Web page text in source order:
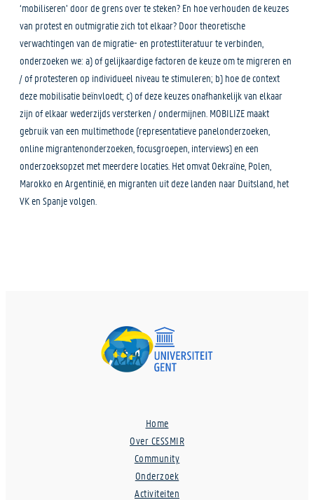
‘mobiliseren’ door de grens over te steken? En hoe verhouden de keuzes
van protest en outmigratie zich tot elkaar? Door theoretische
verwachtingen van de migratie- en protestliteratuur te verbinden,
onderzoeken we: a) of gelijkaardige factoren de keuze om te migreren en
/ of protesteren op individueel niveau te stimuleren; b) hoe de context
deze mobilisatie beïnvloedt; c) of deze keuzes onafhankelijk van elkaar
zijn of elkaar wederzijds versterken / ondermijnen. MOBILIZE maakt
gebruik van een multimethode (representatieve panelonderzoeken,
online migrantenonderzoeken, focusgroepen, interviews) en een
onderzoeksopzet met meerdere locaties. Het omvat Oekraïne, Polen,
Marokko en Argentinië, en migranten uit deze landen naar Duitsland, het
VK en Spanje volgen.
Home
Over CESSMIR
Community
Onderzoek
Activiteiten